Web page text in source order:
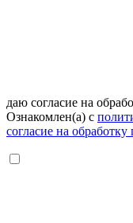
даю согласие на
Ознакомлен(а) с
согласие на